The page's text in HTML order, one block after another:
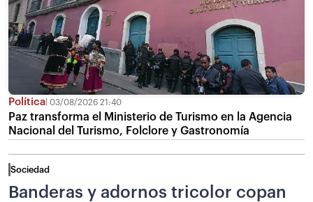
Política 03/08/2026 21:40
Paz transforma el Ministerio de Turismo en la Agencia
Nacional del Turismo, Folclore y Gastronomía
Sociedad
Banderas y adornos tricolor copan